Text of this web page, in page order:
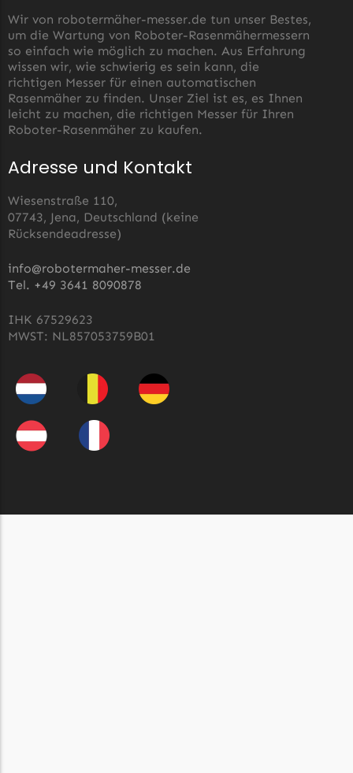
Wir von robotermäher-messer.de tun unser Bestes,
um die Wartung von Roboter-Rasenmähermessern
so einfach wie möglich zu machen. Aus Erfahrung
wissen wir, wie schwierig es sein kann, die
richtigen Messer für einen automatischen
Rasenmäher zu finden. Unser Ziel ist es, es Ihnen
leicht zu machen, die richtigen Messer für Ihren
Roboter-Rasenmäher zu kaufen.
Adresse und Kontakt
Wiesenstraße 110,
07743, Jena, Deutschland (keine
Rücksendeadresse)
info@robotermaher-messer.de
Tel. +49 3641 8090878
IHK 67529623
MWST: NL857053759B01